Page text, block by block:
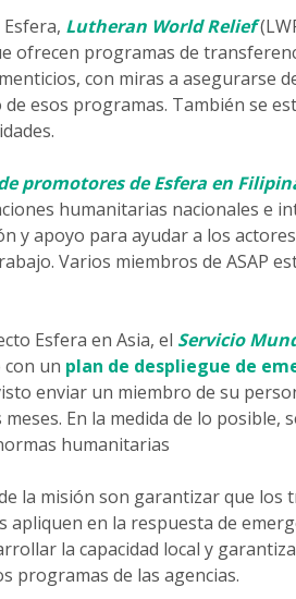
Lutheran World Relief
ofrecen programas de
con miras a asegurarse
esos programas. También se
promotores de Esfera en
humanitarias nacionales e
y apoyo para ayudar a los
Varios miembros de ASAP
Esfera en Asia, el Servicio
con un plan de despliegue de
enviar un miembro de su
En la medida de lo posible,
humanitarias
la misión son garantizar que los
apliquen en la respuesta de
la capacidad local y
programas de las agencias.